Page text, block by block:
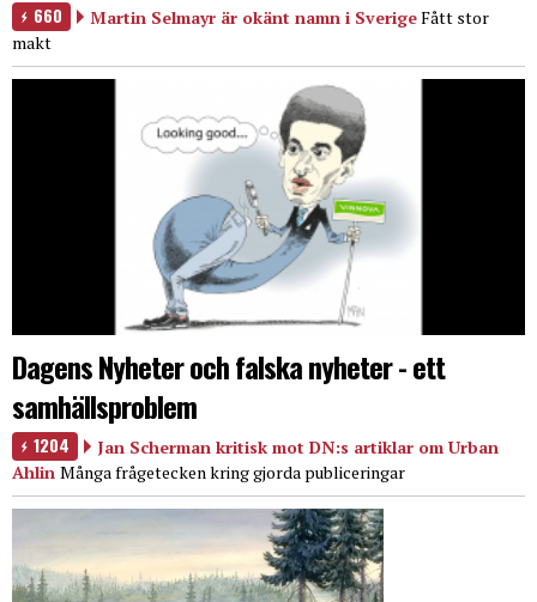
660 Martin Selmayr är okänt namn i SverigeFått stor
makt
Dagens Nyheter och falska nyheter - ett
samhällsproblem
1204
Jan Scherman kritisk mot DN:s artiklar om Urban
Ahlin Många frågetecken kring gjorda publiceringar